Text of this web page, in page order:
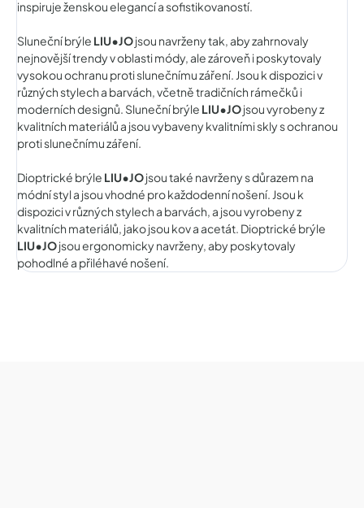
inspiruje ženskou elegancí a sofistikovaností.
Sluneční brýle LIU•JOjsou navrženy tak, aby zahrnovaly
nejnovější trendy v oblasti módy, ale zároveň i poskytovaly
vysokou ochranu proti slunečnímu záření. Jsou k dispozici v
různých stylech a barvách, včetně tradičních rámečků i
moderních designů. Sluneční brýle LIU•JOjsou vyrobeny z
kvalitních materiálů a jsou vybaveny kvalitními skly s ochranou
proti slunečnímu záření.
Dioptrické brýle LIU•JOjsou také navrženy s důrazem na
módní styl a jsou vhodné pro každodenní nošení. Jsou k
dispozici v různých stylech a barvách, a jsou vyrobeny z
kvalitních materiálů, jako jsou kov a acetát. Dioptrické brýle
LIU•JOjsou ergonomicky navrženy, aby poskytovaly
pohodlné a přiléhavé nošení.